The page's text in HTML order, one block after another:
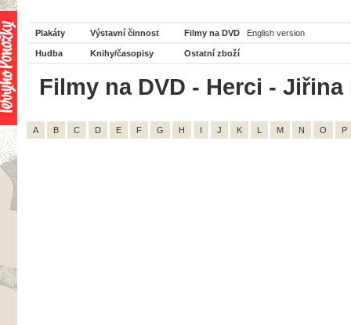
Plakáty Výstavní činnost Filmy na DVD English version
Hudba Knihy/časopisy Ostatní zboží
Filmy na DVD - Herci -
A B C D E F G H I J K L M N O P